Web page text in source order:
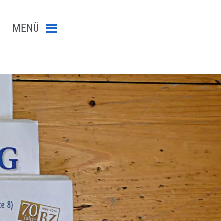
abschicken
MENÜ Menü schließen